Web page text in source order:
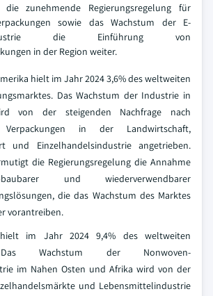
zunehmende Regierungsregelung für
sowie das Wachstum der E-
Industrie die Einführung von
in der Region weiter.
hielt im Jahr 2024 3,6% des weltweiten
Das Wachstum der Industrie in
von der steigenden Nachfrage nach
Verpackungen in der Landwirtschaft,
und Einzelhandelsindustrie angetrieben.
die Regierungsregelung die Annahme
und wiederverwendbarer
die das Wachstum des Marktes
vorantreiben.
hielt im Jahr 2024 9,4% des weltweiten
Das Wachstum der Nonwoven-
im Nahen Osten und Afrika wird von der
und Lebensmittelindustrie